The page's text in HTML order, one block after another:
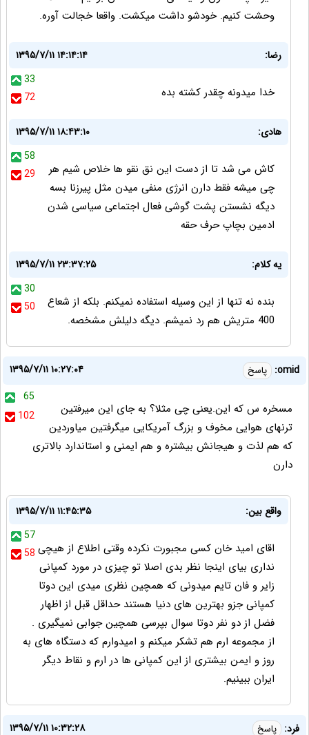
وحشت کنیم. خودشو داشت میکشت. واقعا خجالت آوره.
رضا:
۱۳۹۵/۷/۱۱ ۱۴:۱۴:۱۴
33
72
خدا ميدونه چقدر كشته بده
هادی:
۱۳۹۵/۷/۱۱ ۱۸:۴۳:۱۰
58
29
کاش می شد تا از دست این نق نقو ها خلاص شیم هر
چی میشه فقط دارن انرژی منفی میدن مثل پیرزنا بسه
دیگه نشستن پشت گوشی فعال اجتماعی سیاسی شدن
ادمین بچاپ حرف حقه
یه کلام:
۱۳۹۵/۷/۱۱ ۲۳:۳۷:۲۵
30
50
بنده نه تنها از این وسیله استفاده نمیکنم. بلکه از شعاع
400 متریش هم رد نمیشم. دیگه دلیلش مشخصه.
omid: پاسخ
۱۳۹۵/۷/۱۱ ۱۰:۲۷:۰۴
65
102
مسخره س که این.یعنی چی مثلا؟ به جای این میرفتین
ترنهای هوایی مخوف و بزرگ آمریکایی میگرفتین میاوردین
که هم لذت و هیجانش بیشتره و هم ایمنی و استاندارد بالاتری
دارن
واقع بین:
۱۳۹۵/۷/۱۱ ۱۱:۴۵:۳۵
57
58 اقای امید خان کسی مجبورت نکرده وقتی اطلاع از هیچی
نداری بیای اینجا نظر بدی اصلا تو چیزی در مورد کمپانی
زایر و فان تایم میدونی که همچین نظری میدی این دوتا
کمپانی جزو بهترین های دنیا هستند حداقل قبل از اظهار
فضل از دو نفر دوتا سوال بپرسی همچین جوابی نمیگیری .
از مجموعه ارم هم تشکر میکنم و امیدوارم که دستگاه های به
روز و ایمن بیشتری از این کمپانی ها در ارم و نقاط دیگر
ایران ببینیم.
فرد: پاسخ ۱۳۹۵/۷/۱۱ ۱۰:۳۲:۲۸